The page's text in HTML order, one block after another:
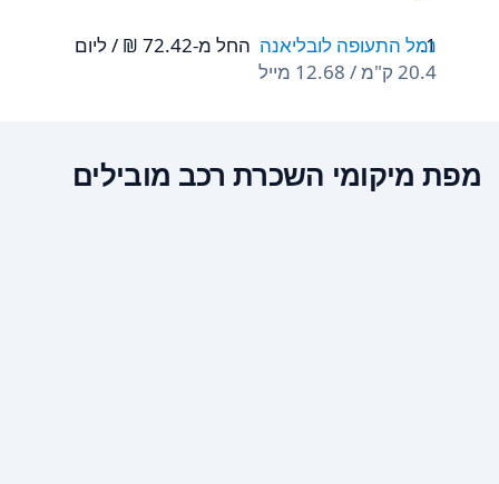
נמל התעופה לובליאנה החל מ-‏72.42 ‏₪ / ליום
20.4 ק"מ / 12.68 מייל
מפת מיקומי השכרת רכב מובילים